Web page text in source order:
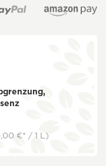
€* / 1 L)